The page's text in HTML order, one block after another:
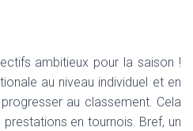
ambitieux pour la saison !
au niveau individuel et en
au classement. Cela
en tournois. Bref, un